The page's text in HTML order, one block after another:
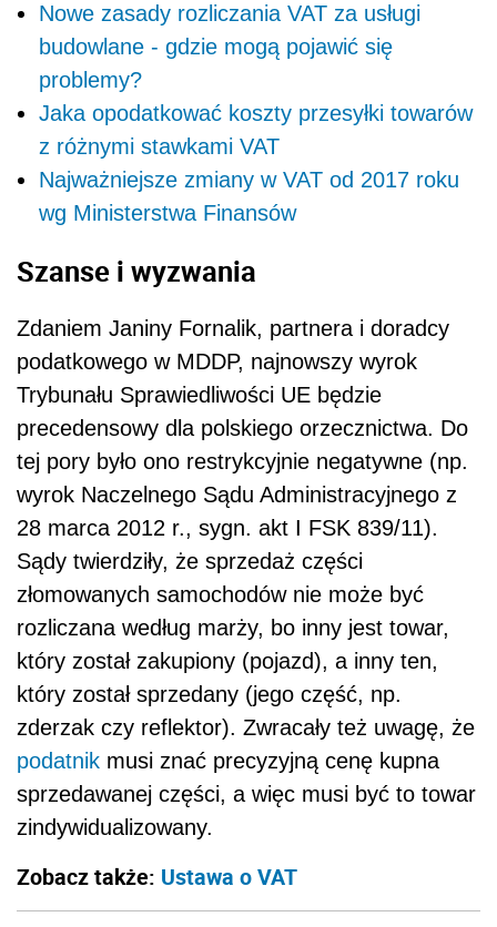
Nowe zasady rozliczania VAT za usługi
budowlane - gdzie mogą pojawić się
problemy?
Jaka opodatkować koszty przesyłki towarów
z różnymi stawkami VAT
Najważniejsze zmiany w VAT od 2017 roku
wg Ministerstwa Finansów
Szanse i wyzwania
Zdaniem Janiny Fornalik, partnera i doradcy
podatkowego w MDDP, najnowszy wyrok
Trybunału Sprawiedliwości UE będzie
precedensowy dla polskiego orzecznictwa. Do
tej pory było ono restrykcyjnie negatywne (np.
wyrok Naczelnego Sądu Administracyjnego z
28 marca 2012 r., sygn. akt I FSK 839/11).
Sądy twierdziły, że sprzedaż części
złomowanych samochodów nie może być
rozliczana według marży, bo inny jest towar,
który został zakupiony (pojazd), a inny ten,
który został sprzedany (jego część, np.
zderzak czy reflektor). Zwracały też uwagę, że
podatnik musi znać precyzyjną cenę kupna
sprzedawanej części, a więc musi być to towar
zindywidualizowany.
Zobacz także: Ustawa o VAT